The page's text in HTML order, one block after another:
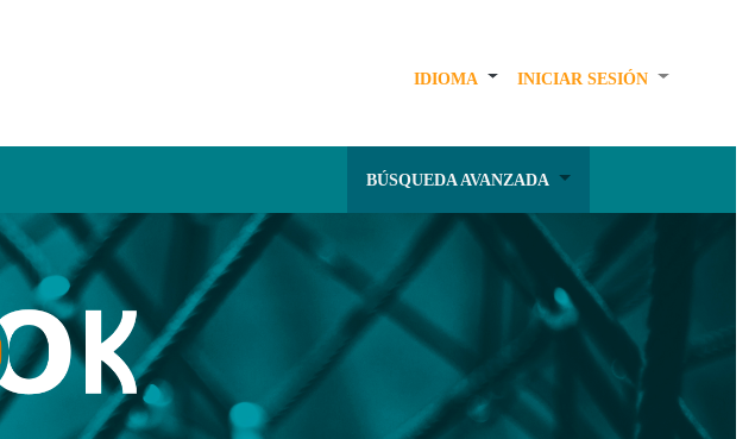
IDIOMA INICIAR SESIÓN
BÚSQUEDA AVANZADA